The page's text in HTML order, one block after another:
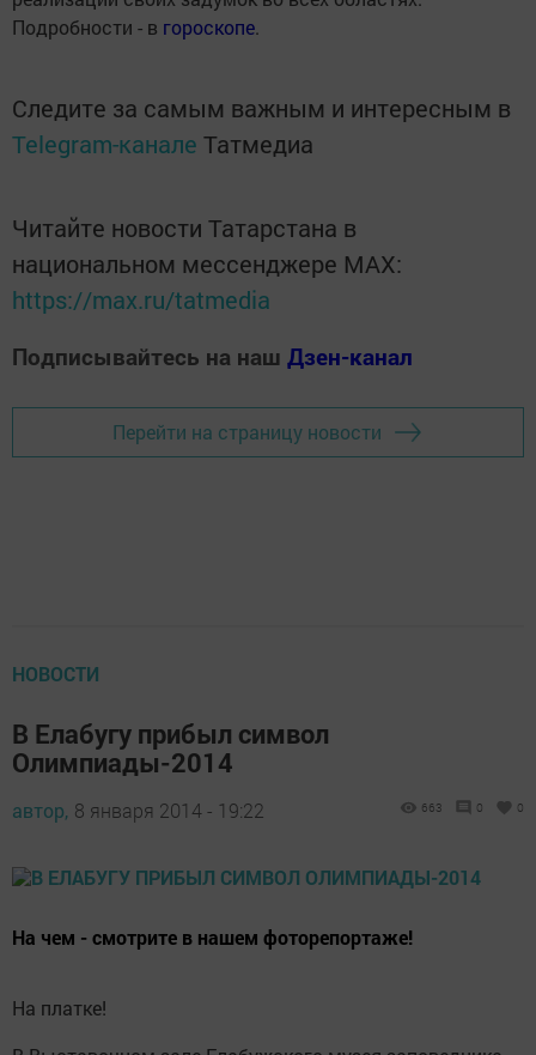
Подробности - в гороскопе.
Следите за самым важным и интересным в
Telegram-канале Татмедиа
Читайте новости Татарстана в
национальном мессенджере MАХ:
https://max.ru/tatmedia
Подписывайтесь на наш Дзен-канал
Перейти на страницу новости
НОВОСТИ
В Елабугу прибыл символ
Олимпиады-2014
автор, 8 января 2014 - 19:22 663 0 0
На чем - смотрите в нашем фоторепортаже!
На платке!